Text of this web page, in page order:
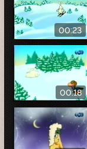
00:23
00:18